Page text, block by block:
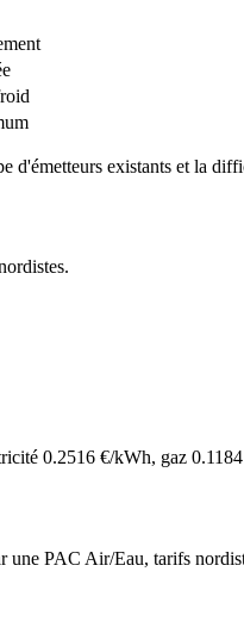
d'émetteurs existants et la
.
0.2516 €/kWh, gaz 0.1184
une PAC Air/Eau, tarifs